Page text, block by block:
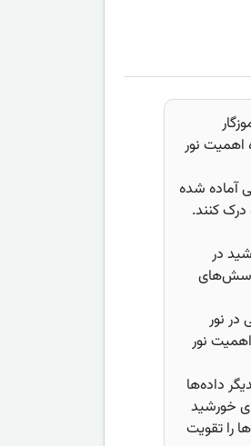
آموزگار
اهمیت نور
آماده شده
درک کنند.
در
نور
نور
داده‌ها
خورشید
را تقویت